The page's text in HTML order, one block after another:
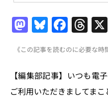
M
a
st
o
d
Bl
u
e
s
k
F
a
c
e
b
T
h
re
a
d
《この記事を読むのに必要な時
【編集部記事】いつも電
ご利用いただきましてまこ